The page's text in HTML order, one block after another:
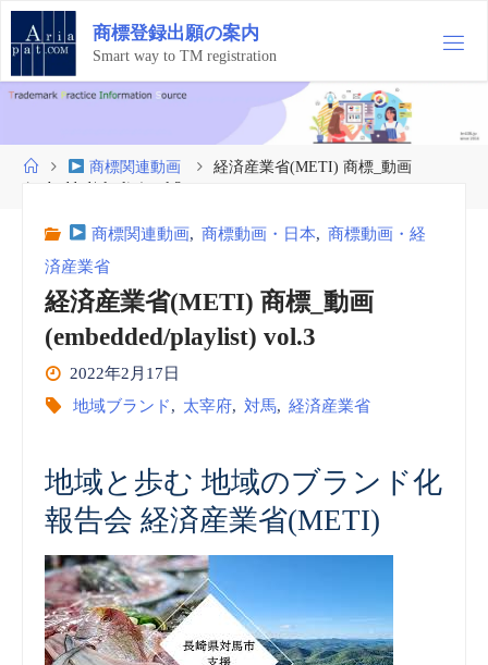
コ
テ
ン
ツ
ス
商標登録出願の案内
Smart way to TM registration
ホ
ー
商標関連動画
経済産業省(METI) 商標_動画
(embedded/playlist) vol.3
商標関連動画, 商標動画・日本, 商標動画・経
済産業省
経済産業省(METI) 商標_動画
(embedded/playlist) vol.3
2022年2月17日
地域ブランド, 太宰府, 対馬, 経済産業省
地域と歩む 地域のブランド化
報告会 経済産業省(METI)